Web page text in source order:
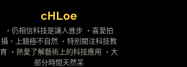
cHLoe
・仍相信科技是讓人進步 ・喜愛拍
攝，上鏡極不自然 ・特別關注科技教
育 ・熱愛了解藝術上的科技應用 ・大
部分時間天然呆